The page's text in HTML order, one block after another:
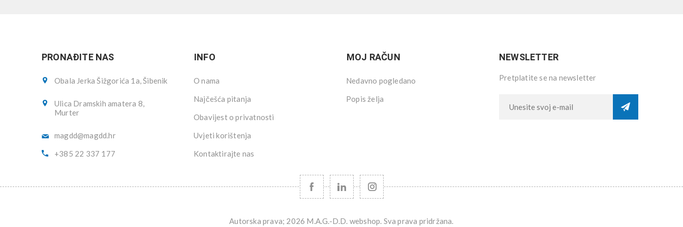
PRONAĐITE NAS
Obala Jerka Šižgorića 1a, Šibenik
Ulica Dramskih amatera 8,
Murter
magdd@magdd.hr
+385 22 337 177
INFO
O nama
Najčešća pitanja
Obavijest o privatnosti
Uvjeti korištenja
Kontaktirajte nas
MOJ RAČUN
Nedavno pogledano
Popis želja
NEWSLETTER
Pretplatite se na newsletter
Autorska prava; 2026 M.A.G.-D.D. webshop. Sva prava pridržana.